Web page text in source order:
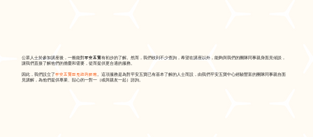
公眾人士於參加講座後，一般能對平安五寶有初步的了解。然而，我們收到不少查詢，希望在講座以外，能夠與我們的團隊同事親身面見傾談，
讓我們直接了解他們的擔憂和需要，從而提供更合適的服務。
因此，我們設立了平安五寶面見諮詢服務。這項服務是為對平安五寶已有基本了解的人士而設，由我們平安五寶中心經驗豐富的團隊同事親自面
見講解，為他們提供專業、貼心的一對一（或與親友一起）諮詢。